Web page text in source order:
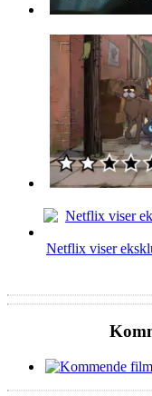
Netflix viser